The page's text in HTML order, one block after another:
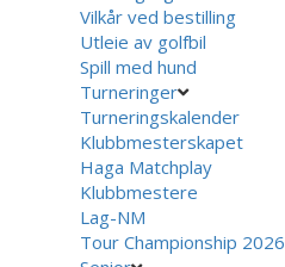
Vilkår ved bestilling
Utleie av golfbil
Spill med hund
Turneringer
Turneringskalender
Klubbmesterskapet
Haga Matchplay
Klubbmestere
Lag-NM
Tour Championship 2026